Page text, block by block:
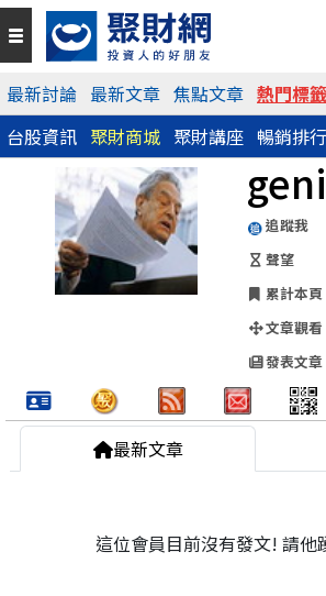
最新討論 最新文章 焦點文章 熱門標籤
台股資訊 聚財商城 聚財講座 暢銷排行
追蹤我
聲望
累計本頁
文章觀看
發表文章
QR Code
https://www.wearn.com/
最新文章
這位會員目前沒有發文! 請他